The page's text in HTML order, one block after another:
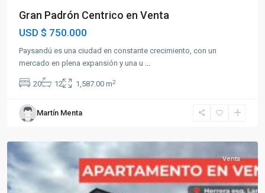
Gran Padrón Centrico en Venta
USD $ 750.000
Paysandú es una ciudad en constante crecimiento, con un
mercado en plena expansión y una u ...
20 12 1,587.00 m2
Martín Menta
Venta